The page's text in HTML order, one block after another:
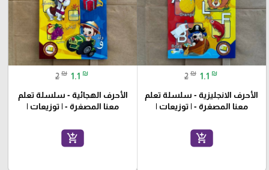
2 ₪ 1.1 ₪
الأحرف الانجليزية - سلسلة تعلم
معنا المصغرة - | توزيعات |
add_shopping_cart
2 ₪ 1.1 ₪
الأحرف الهجائية - سلسلة تعلم
معنا المصغرة - | توزيعات |
add_shopping_cart